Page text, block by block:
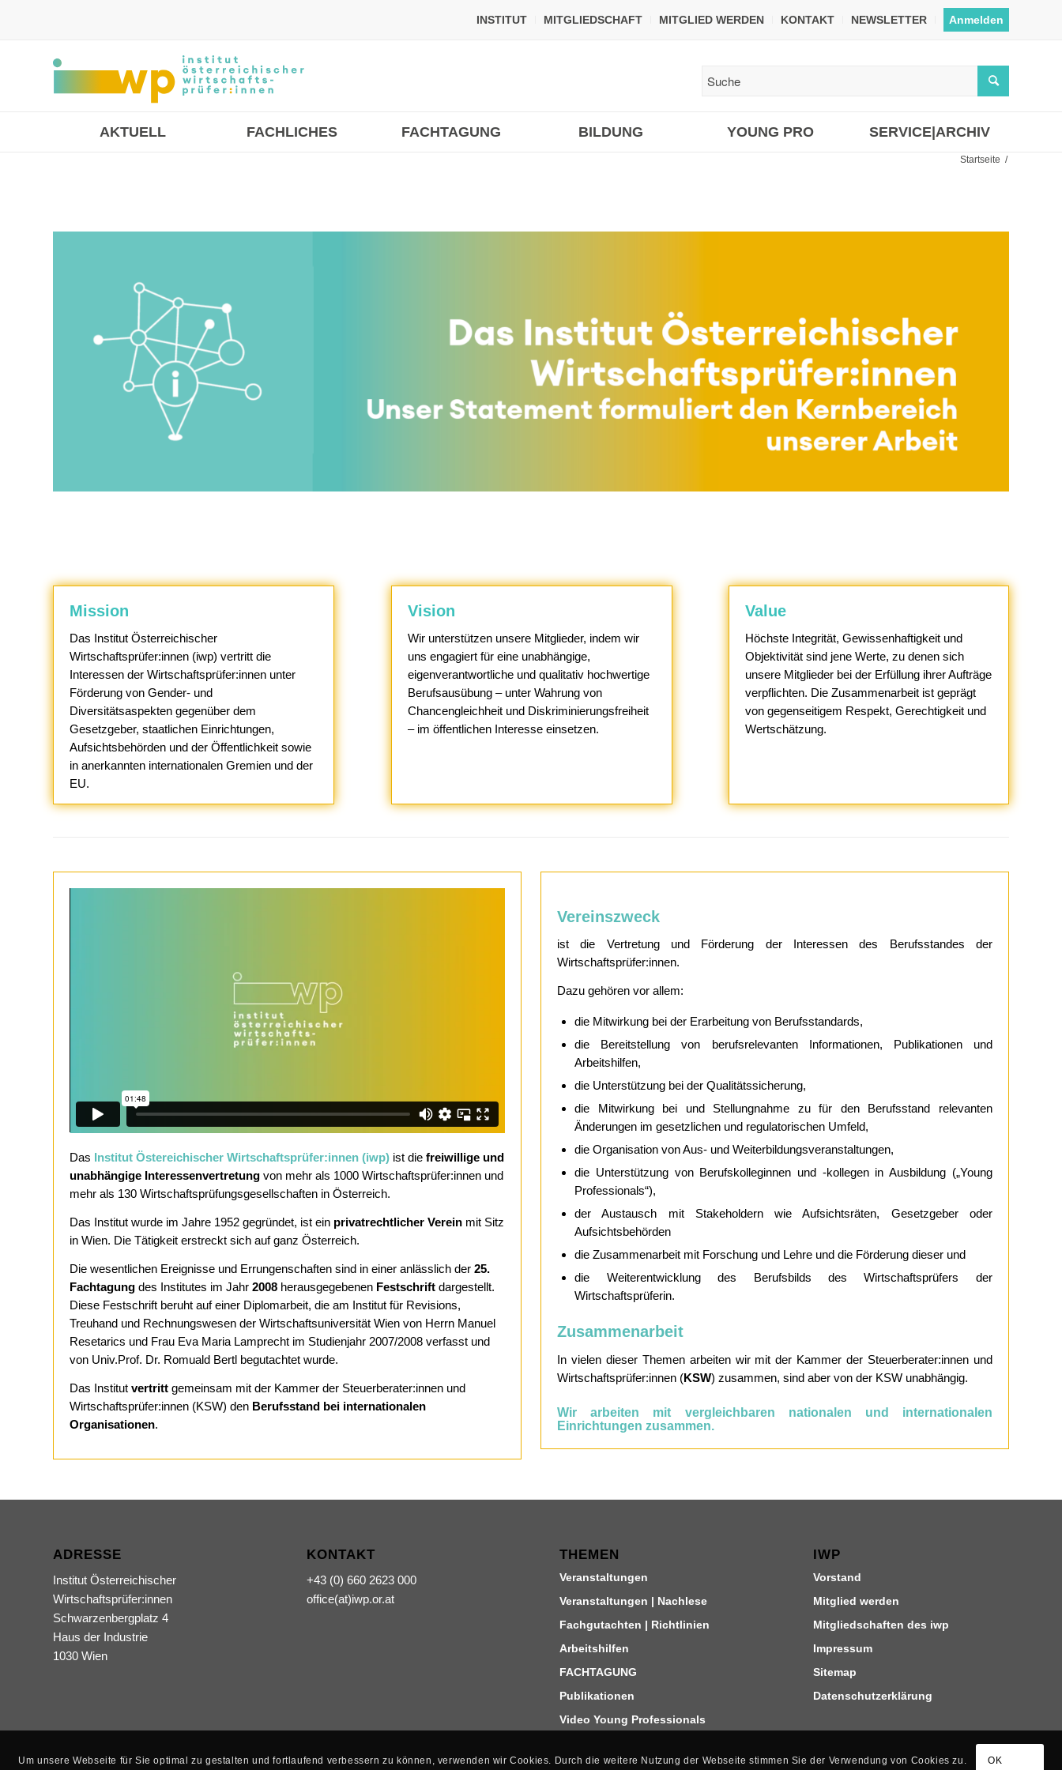
INSTITUT MITGLIEDSCHAFT MITGLIED WERDEN KONTAKT NEWSLETTER Anmelden
AKTUELL FACHLICHES FACHTAGUNG BILDUNG YOUNG PRO SERVICE|ARCHIV
Startseite /
Mission
Das Institut Österreichischer
Wirtschaftsprüfer:innen (iwp) vertritt die
Interessen der Wirtschaftsprüfer:innen unter
Förderung von Gender- und
Diversitätsaspekten gegenüber dem
Gesetzgeber, staatlichen Einrichtungen,
Aufsichtsbehörden und der Öffentlichkeit sowie
in anerkannten internationalen Gremien und der
EU.
Vision
Wir unterstützen unsere Mitglieder, indem wir
uns engagiert für eine unabhängige,
eigenverantwortliche und qualitativ hochwertige
Berufsausübung – unter Wahrung von
Chancengleichheit und Diskriminierungsfreiheit
– im öffentlichen Interesse einsetzen.
Value
Höchste Integrität, Gewissenhaftigkeit und
Objektivität sind jene Werte, zu denen sich
unsere Mitglieder bei der Erfüllung ihrer Aufträge
verpflichten. Die Zusammenarbeit ist geprägt
von gegenseitigem Respekt, Gerechtigkeit und
Wertschätzung.
Das Institut Östereichischer Wirtschaftsprüfer:innen (iwp) ist die freiwillige und
unabhängige Interessenvertretung von mehr als 1000 Wirtschaftsprüfer:innen und
mehr als 130 Wirtschaftsprüfungsgesellschaften in Österreich.
Das Institut wurde im Jahre 1952 gegründet, ist ein privatrechtlicher Verein mit Sitz
in Wien. Die Tätigkeit erstreckt sich auf ganz Österreich.
Die wesentlichen Ereignisse und Errungenschaften sind in einer anlässlich der 25.
Fachtagung des Institutes im Jahr 2008 herausgegebenen Festschrift dargestellt.
Diese Festschrift beruht auf einer Diplomarbeit, die am Institut für Revisions­,
Treuhand­ und Rechnungswesen der Wirtschaftsuniversität Wien von Herrn Manuel
Resetarics und Frau Eva Maria Lamprecht im Studienjahr 2007/2008 verfasst und
von Univ.­Prof. Dr. Romuald Bertl begutachtet wurde.
Das Institut vertritt gemeinsam mit der Kammer der Steuerberater:innen und
Wirtschaftsprüfer:innen (KSW) den Berufsstand bei internationalen
Organisationen.
Vereinszweck
ist die Vertretung und Förderung der Interessen des Berufsstandes der
Wirtschaftsprüfer:innen.
Dazu gehören vor allem:
die Mitwirkung bei der Erarbeitung von Berufsstandards,
die Bereitstellung von berufsrelevanten Informationen, Publikationen und
Arbeitshilfen,
die Unterstützung bei der Qualitätssicherung,
die Mitwirkung bei und Stellungnahme zu für den Berufsstand relevanten
Änderungen im gesetzlichen und regulatorischen Umfeld,
die Organisation von Aus- und Weiterbildungsveranstaltungen,
die Unterstützung von Berufskolleginnen und -kollegen in Ausbildung („Young
Professionals“),
der Austausch mit Stakeholdern wie Aufsichtsräten, Gesetzgeber oder
Aufsichtsbehörden
die Zusammenarbeit mit Forschung und Lehre und die Förderung dieser und
die Weiterentwicklung des Berufsbilds des Wirtschaftsprüfers der
Wirtschaftsprüferin.
Zusammenarbeit
In vielen dieser Themen arbeiten wir mit der Kammer der Steuerberater:innen und
Wirtschaftsprüfer:innen (KSW) zusammen, sind aber von der KSW unabhängig.
Wir arbeiten mit vergleichbaren nationalen und internationalen
Einrichtungen zusammen.
ADRESSE
Institut Österreichischer
Wirtschaftsprüfer:innen
Schwarzenbergplatz 4
Haus der Industrie
1030 Wien
KONTAKT
+43 (0) 660 2623 000
office(at)iwp.or.at
THEMEN
Veranstaltungen
Veranstaltungen | Nachlese
Fachgutachten | Richtlinien
Arbeitshilfen
FACHTAGUNG
Publikationen
Video Young Professionals
IWP
Vorstand
Mitglied werden
Mitgliedschaften des iwp
Impressum
Sitemap
Datenschutzerklärung
Um unsere Webseite für Sie optimal zu gestalten und fortlaufend verbessern zu können, verwenden wir Cookies. Durch die weitere Nutzung der Webseite stimmen Sie der Verwendung von Cookies zu. OK